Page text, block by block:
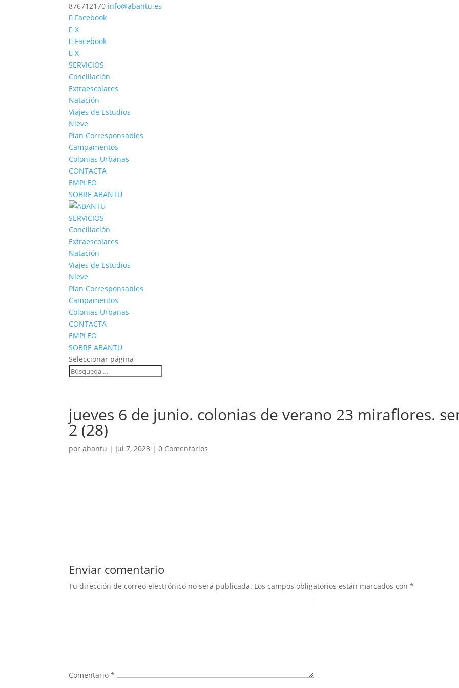
876712170 info@abantu.es
Facebook
X
Facebook
X
SERVICIOS
Conciliación
Extraescolares
Natación
Viajes de Estudios
Nieve
Plan Corresponsables
Campamentos
Colonias Urbanas
CONTACTA
EMPLEO
SOBRE ABANTU
SERVICIOS
Conciliación
Extraescolares
Natación
Viajes de Estudios
Nieve
Plan Corresponsables
Campamentos
Colonias Urbanas
CONTACTA
EMPLEO
SOBRE ABANTU
Seleccionar página
jueves 6 de junio. colonias de verano 23 miraflores.
2 (28)
porabantu | Jul 7, 2023 |0 Comentarios
Enviar comentario
Tu dirección de correo electrónico no será publicada. Los campos obligatorios están marcados con*
Comentario*